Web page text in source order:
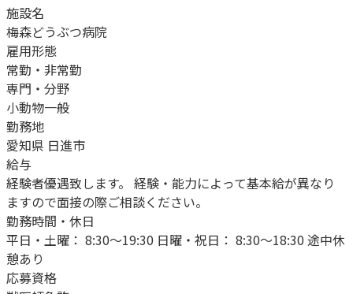
施設名
梅森どうぶつ病院
雇用形態
常勤・非常勤
専門・分野
小動物一般
勤務地
愛知県 日進市
給与
経験者優遇致します。 経験・能力によって基本給が異なり
ますので面接の際ご相談ください。
勤務時間・休日
平日・土曜： 8:30～19:30 日曜・祝日： 8:30～18:30 途中休
憩あり
応募資格